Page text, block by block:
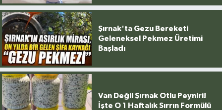
Şırnak'ta Gezu Bereketi
Geleneksel Pekmez Üretimi
Başladı
Van Değil Şırnak Otlu Peyniri!
İşte O 1 Haftalık Sırrın Formülü